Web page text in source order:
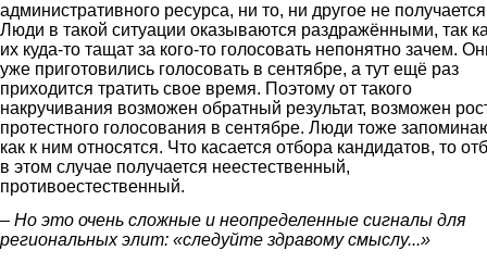
административного ресурса, ни то, ни другое не
Люди в такой ситуации оказываются раздражёнными, так
их куда-то тащат за кого-то голосовать непонятно зачем.
уже приготовились голосовать в сентябре, а тут ещё раз
приходится тратить свое время. Поэтому от такого
накручивания возможен обратный результат, возможен
протестного голосования в сентябре. Люди тоже
как к ним относятся. Что касается отбора кандидатов, то
в этом случае получается неестественный,
противоестественный.
– Но это очень сложные и неопределенные сигналы для
региональных элит: «следуйте здравому смыслу...»